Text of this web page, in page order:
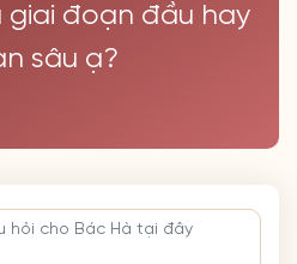
giai đoạn đầu hay
sâu ạ?